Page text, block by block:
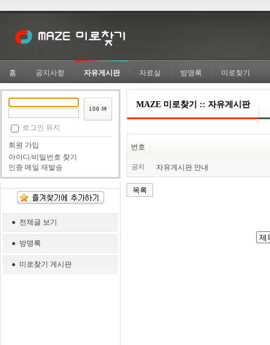
홈 공지사항 자유게시판 자료실 방명록 미로찾기
로그인 유지
회원 가입
아이디/비밀번호 찾기
인증 메일 재발송
● 전체글 보기
● 방명록
● 미로찾기 게시판
MAZE 미로찾기 :: 자유게시판
번호
공지 자유게시판 안내
목록